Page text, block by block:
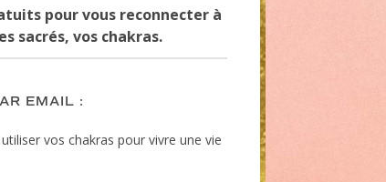
pour vous reconnecter à
sacrés, vos chakras.
EMAIL :
vos chakras pour vivre une vie